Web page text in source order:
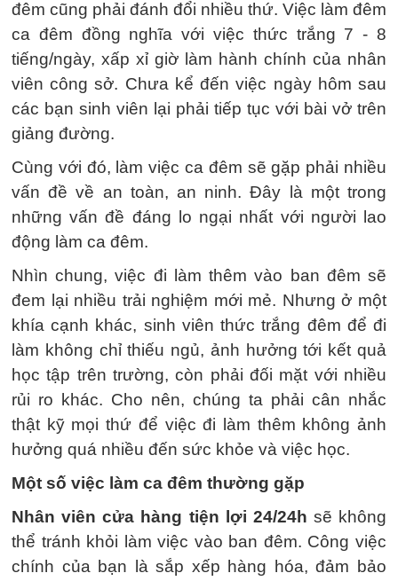
đêm cũng phải đánh đổi nhiều thứ. Việc làm đêm
ca đêm đồng nghĩa với việc thức trắng 7 - 8
tiếng/ngày, xấp xỉ giờ làm hành chính của nhân
viên công sở. Chưa kể đến việc ngày hôm sau
các bạn sinh viên lại phải tiếp tục với bài vở trên
giảng đường.
Cùng với đó, làm việc ca đêm sẽ gặp phải nhiều
vấn đề về an toàn, an ninh. Đây là một trong
những vấn đề đáng lo ngại nhất với người lao
động làm ca đêm.
Nhìn chung, việc đi làm thêm vào ban đêm sẽ
đem lại nhiều trải nghiệm mới mẻ. Nhưng ở một
khía cạnh khác, sinh viên thức trắng đêm để đi
làm không chỉ thiếu ngủ, ảnh hưởng tới kết quả
học tập trên trường, còn phải đối mặt với nhiều
rủi ro khác. Cho nên, chúng ta phải cân nhắc
thật kỹ mọi thứ để việc đi làm thêm không ảnh
hưởng quá nhiều đến sức khỏe và việc học.
Một số việc làm ca đêm thường gặp
Nhân viên cửa hàng tiện lợi 24/24h sẽ không
thể tránh khỏi làm việc vào ban đêm. Công việc
chính của bạn là sắp xếp hàng hóa, đảm bảo